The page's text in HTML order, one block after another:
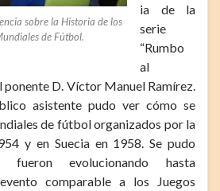
sobre la Historia de los
de Fútbol.
ia de la
serie
“Rumbo
al
ponente D. Víctor Manuel Ramírez.
asistente pudo ver cómo se
de fútbol organizados por la
y en Suecia en 1958. Se pudo
fueron evolucionando hasta
comparable a los Juegos